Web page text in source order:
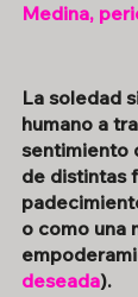
Medina,
La soledad
humano a
sentimiento
de distintas
o como una
deseada).